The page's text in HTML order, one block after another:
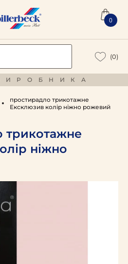
0
(0)
простирадло трикотажне
Ексклюзив колір ніжно рожевий
трикотажне
ніжно